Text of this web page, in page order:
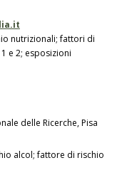
nutrizionali; fattori di
e 2; esposizioni
delle Ricerche, Pisa
alcol; fattore di rischio